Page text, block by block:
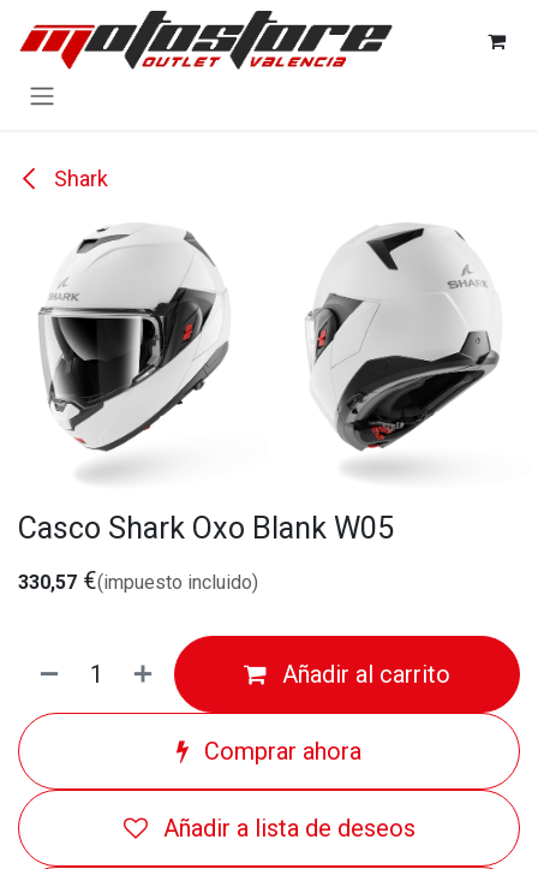
Shark
Casco Shark Oxo Blank W05
330,57 €(impuesto incluido)
Añadir al carrito
Comprar ahora
Añadir a lista de deseos